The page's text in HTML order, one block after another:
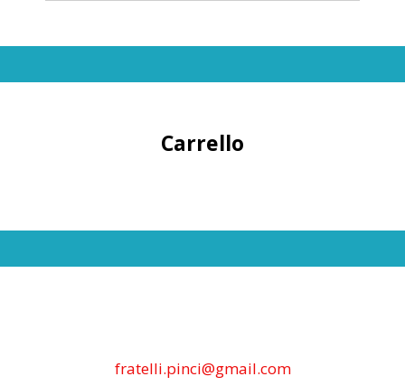
Carrello
fratelli.pinci@gmail.com